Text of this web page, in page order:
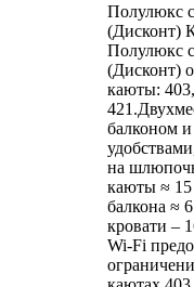
Полулюкс
(Дисконт)
Полулюкс
(Дисконт)
каюты:
балконом
на
каюты ≈
балкона ≈
кровати –
Wi-Fi